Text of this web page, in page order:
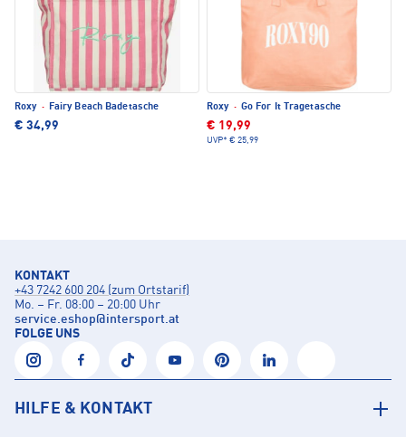
Roxy · Fairy Beach Badetasche
€ 34,99
Roxy · Go For It Tragetasche
€ 19,99
UVP* € 25,99
KONTAKT
+43 7242 600 204 (zum Ortstarif)
Mo. – Fr. 08:00 – 20:00 Uhr
service.eshop@intersport.at
FOLGE UNS
HILFE & KONTAKT